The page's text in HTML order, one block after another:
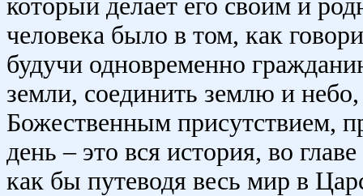
который делает его своим и
человека было в том, как
будучи одновременно
земли, соединить землю и
Божественным присутствием,
день – это вся история, во
как бы путеводя весь мир в